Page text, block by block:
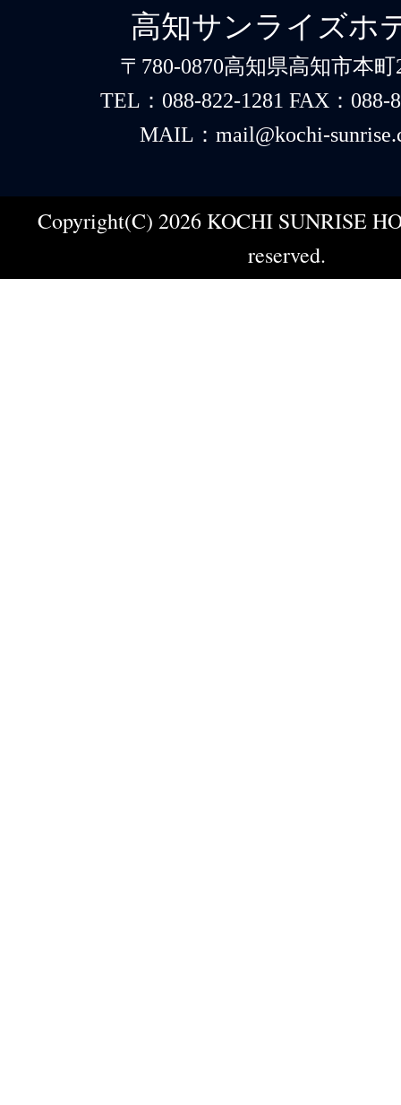
高知サンライズホ
〒780-0870高知県高知市本町
TEL：088-822-1281 FAX：088-
MAIL：mail@kochi-
Copyright(C) 2026 KOCHI SUNRISE
reserved.